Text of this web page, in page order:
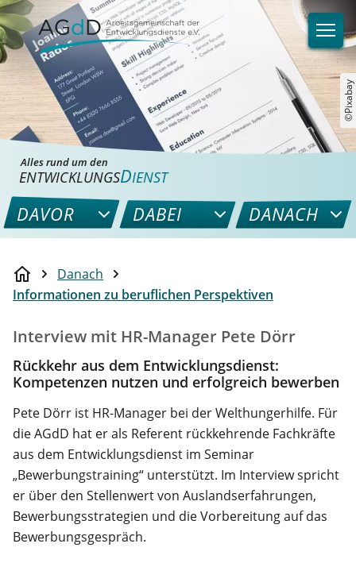
©Pixabay
Alles rund um den
ENTWICKLUNGSDIENST
DAVOR DABEI DANACH
Danach
Informationen zu beruflichen Perspektiven
Interview mit HR-Manager Pete Dörr
Rückkehr aus dem Entwicklungsdienst:
Kompetenzen nutzen und erfolgreich bewerben
Pete Dörr ist HR-Manager bei der Welthungerhilfe. Für
die AGdD hat er als Referent rückkehrende Fachkräfte
aus dem Entwicklungsdienst im Seminar
„Bewerbungstraining“ unterstützt. Im Interview spricht
er über den Stellenwert von Auslandserfahrungen,
Bewerbungsstrategien und die Vorbereitung auf das
Bewerbungsgespräch.